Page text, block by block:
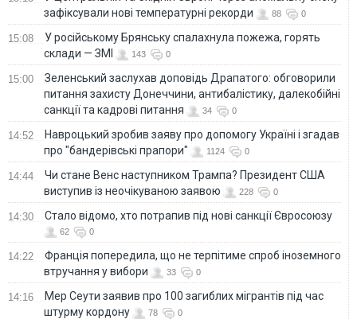
зафіксували нові температурні рекорди
88 0
15:08
У російському Брянську спалахнула пожежа, горять
склади — ЗМІ
143 0
15:00
Зеленський заслухав доповідь Драпатого: обговорили
питання захисту Донеччини, антибалістику, далекобійні
санкції та кадрові питання
34 0
14:52
Навроцький зробив заяву про допомогу Україні і згадав
про "бандерівські прапори"
1124 0
14:44
Чи стане Венс наступником Трампа? Президент США
виступив із неочікуваною заявою
228 0
14:30 Стало відомо, хто потрапив під нові санкції Євросоюзу
62 0
14:22
Франція попередила, що не терпітиме спроб іноземного
втручання у вибори
33 0
14:16
Мер Сеути заявив про 100 загиблих мігрантів під час
штурму кордону
78 0